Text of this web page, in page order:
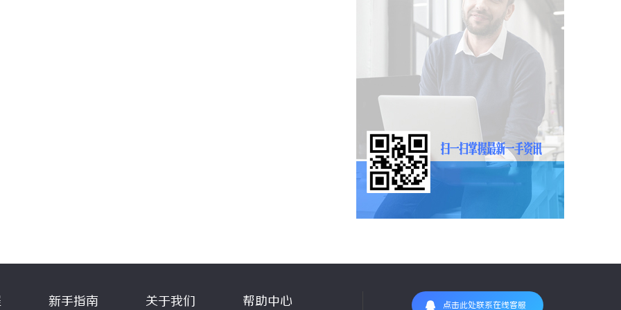
新手指南 关于我们 帮助中心 点击此处联系在线客服